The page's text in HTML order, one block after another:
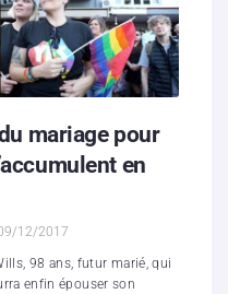
mariage pour
en
12/2017
98 ans, futur marié, qui
enfin épouser son